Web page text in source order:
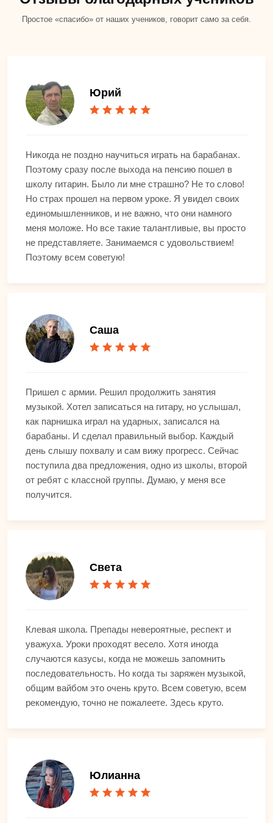
Простое «спасибо» от наших учеников, говорит само за себя.
Юрий
Никогда не поздно научиться играть на барабанах.
Поэтому сразу после выхода на пенсию пошел в
школу гитарин. Было ли мне страшно? Не то слово!
Но страх прошел на первом уроке. Я увидел своих
единомышленников, и не важно, что они намного
меня моложе. Но все такие талантливые, вы просто
не представляете. Занимаемся с удовольствием!
Поэтому всем советую!
Саша
Пришел с армии. Решил продолжить занятия
музыкой. Хотел записаться на гитару, но услышал,
как парнишка играл на ударных, записался на
барабаны. И сделал правильный выбор. Каждый
день слышу похвалу и сам вижу прогресс. Сейчас
поступила два предложения, одно из школы, второй
от ребят с классной группы. Думаю, у меня все
получится.
Света
Клевая школа. Препады невероятные, респект и
уважуха. Уроки проходят весело. Хотя иногда
случаются казусы, когда не можешь запомнить
последовательность. Но когда ты заряжен музыкой,
общим вайбом это очень круто. Всем советую, всем
рекомендую, точно не пожалеете. Здесь круто.
Юлианна